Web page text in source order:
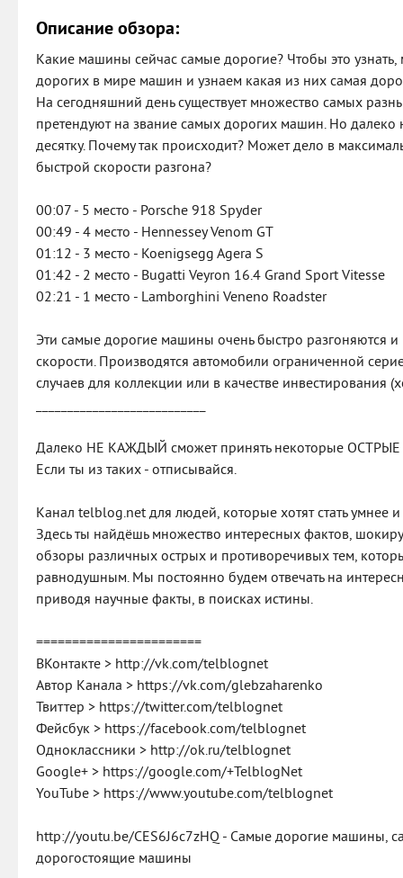
Описание обзора:
Какие машины сейчас самые дорогие? Чтобы это
дорогих в мире машин и узнаем какая из них самая
На сегодняшний день существует множество самых
претендуют на звание самых дорогих машин. Но далеко
десятку. Почему так происходит? Может дело в
быстрой скорости разгона?
00:07 - 5 место - Porsche 918 Spyder
00:49 - 4 место - Hennessey Venom GT
01:12 - 3 место - Koenigsegg Agera S
01:42 - 2 место - Bugatti Veyron 16.4 Grand Sport Vitesse
02:21 - 1 место - Lamborghini Veneno Roadster
Эти самые дорогие машины очень быстро разгоняются
скорости. Производятся автомобили ограниченной
случаев для коллекции или в качестве инвестирования
Далеко НЕ КАЖДЫЙ сможет принять некоторые ОСТРЫЕ
Если ты из таких - отписывайся.
Канал telblog.net для людей, которые хотят стать
Здесь ты найдёшь множество интересных фактов,
обзоры различных острых и противоречивых тем,
равнодушным. Мы постоянно будем отвечать на
приводя научные факты, в поисках истины.
=======================
ВКонтакте > http://vk.com/telblognet
Автор Канала > https://vk.com/glebzaharenko
Твиттер > https://twitter.com/telblognet
Фейсбук > https://facebook.com/telblognet
Одноклассники > http://ok.ru/telblognet
Google+ > https://google.com/+TelblogNet
YouTube > https://www.youtube.com/telblognet
http://youtu.be/CES6J6c7zHQ - Самые дорогие машины,
дорогостоящие машины